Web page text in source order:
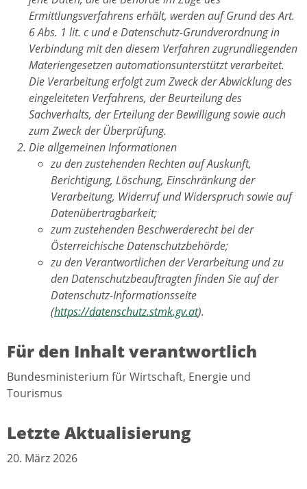
Ermittlungsverfahrens erhält, werden auf Grund des Art.
6 Abs. 1 lit. c und e Datenschutz-Grundverordnung in
Verbindung mit den diesem Verfahren zugrundliegenden
Materiengesetzen automationsunterstützt verarbeitet.
Die Verarbeitung erfolgt zum Zweck der Abwicklung des
eingeleiteten Verfahrens, der Beurteilung des
Sachverhalts, der Erteilung der Bewilligung sowie auch
zum Zweck der Überprüfung.
Die allgemeinen Informationen
zu den zustehenden Rechten auf Auskunft,
Berichtigung, Löschung, Einschränkung der
Verarbeitung, Widerruf und Widerspruch sowie auf
Datenübertragbarkeit;
zum zustehenden Beschwerderecht bei der
Österreichische Datenschutzbehörde;
zu den Verantwortlichen der Verarbeitung und zu
den Datenschutzbeauftragten finden Sie auf der
Datenschutz-Informationsseite
(https://datenschutz.stmk.gv.at).
Für den Inhalt verantwortlich
Bundesministerium für Wirtschaft, Energie und
Tourismus
Letzte Aktualisierung
20. März 2026